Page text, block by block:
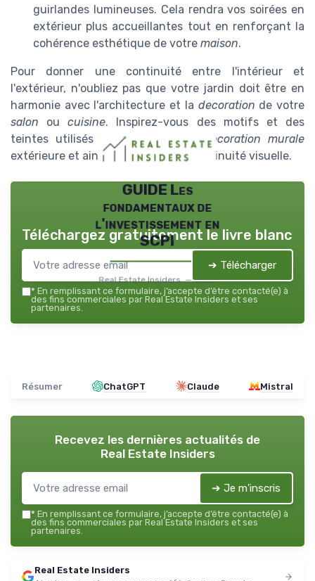
guirlandes lumineuses. Cela rendra vos soirées en
extérieur plus accueillantes tout en renforçant la
cohérence esthétique de votre maison.
Pour donner une continuité entre l'intérieur et
l'extérieur, n'oubliez pas que votre jardin doit être en
harmonie avec l'architecture et la decoration de votre
salon oucuisine. Inspirez-vous des motifs et des
teintes utilisés pour peaufiner ladecoration murale
extérieure et ainsi créer une belle continuité visuelle.
GUIDE Les
fondamentaux de
l'investissement en
SCPI
Real Estate Insiders — 2026
Téléchargez gratuitement le livre blanc
➔ Télécharger
* En remplissant ce formulaire, j’accepte d’être contacté(e) à
des fins commerciales par Real Estate Insiders et ses
partenaires.
Résumer ChatGPT Claude Mistral
Recevez les dernières actualités de
Real Estate Insiders
➔ Je m'inscris
* En remplissant ce formulaire, j’accepte d’être contacté(e) à
des fins commerciales par Real Estate Insiders et ses
partenaires.
Real Estate Insiders